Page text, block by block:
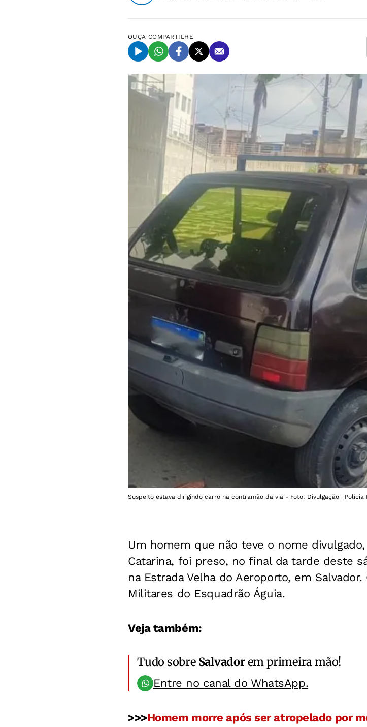
OUÇA COMPARTILHE
Suspeito estava dirigindo carro na contramão da via - Foto: Divulgação | Polícia
Um homem que não teve o nome
Catarina, foi preso, no final da tarde deste
na Estrada Velha do Aeroporto, em
Militares do Esquadrão Águia.
Veja também:
Tudo sobre Salvadorem primeira mão!
Entre no canal do WhatsApp.
>>>Homem morre após ser atropelado por